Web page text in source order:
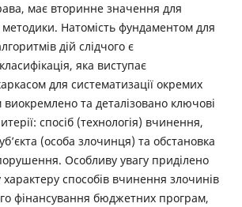
має вторинне значення для
методики. Натомість фундаментом для
дій слідчого є
яка виступає
для систематизації окремих
та деталізовано ключові
спосіб (технологія) вчинення,
(особа злочинця) та обстановка
Особливу увагу приділено
характеру способів вчинення злочинів
фінансування бюджетних програм,